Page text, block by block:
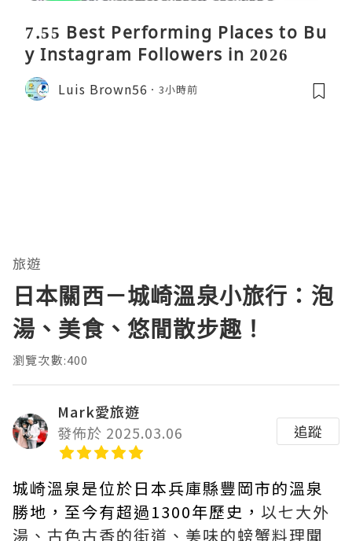
7.55 Best Performing Places to Bu
y Instagram Followers in 2026
Luis Brown56 3小時前
旅遊
日本關西－城崎溫泉小旅行：泡
湯、美食、悠閒散步趣！
瀏覽次數:400
Mark愛旅遊
發佈於 2025.03.06
追蹤
城崎溫泉是位於日本兵庫縣豐岡市的溫泉
勝地，至今有超過1300年歷史， 以七大外
湯、古色古香的街道、美味的螃蟹料理聞